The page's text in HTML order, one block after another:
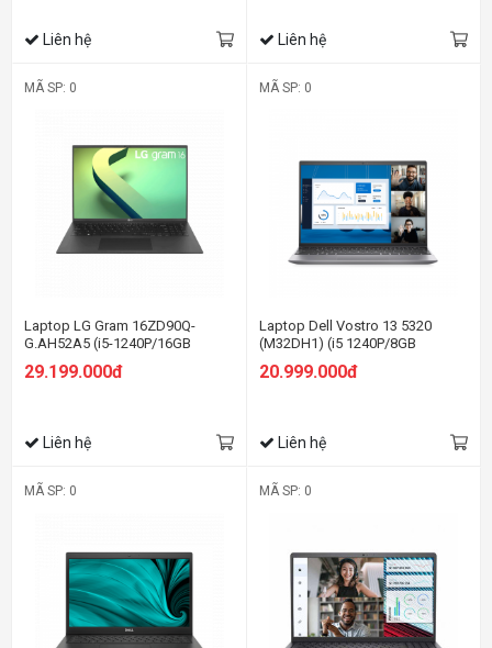
Liên hệ Liên hệ
MÃ SP: 0
Laptop LG Gram 16ZD90Q-
G.AH52A5 (i5-1240P/16GB
RAM/256GB SSD/16.0 inch
WQXGA/Win11/Đen) (2022)
29.199.000đ
Liên hệ
MÃ SP: 0
Laptop Dell Vostro 13 5320
(M32DH1) (i5 1240P/8GB
RAM/256GB SSD/13.3 inch
FHD+/ Win11/Office HS21/Xám)
20.999.000đ
Liên hệ
MÃ SP: 0 MÃ SP: 0